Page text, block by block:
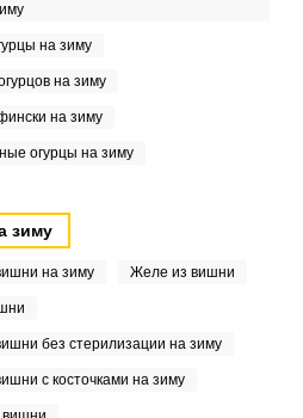
на зиму
на зиму
на зиму
огурцы на зиму
зиму
на зиму Желе из вишни
без стерилизации на зиму
с косточками на зиму